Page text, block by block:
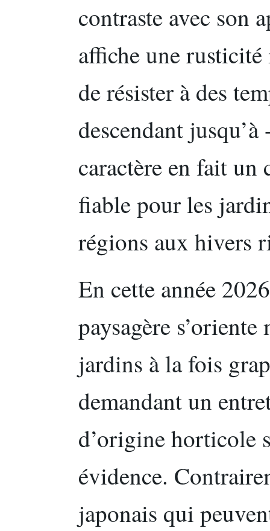
contraste avec son
affiche une
de résister à des
descendant
caractère en fait
fiable pour les
régions aux hivers
En cette année
paysagère
jardins à la fois
demandant un
d’origine horticole
évidence.
japonais qui